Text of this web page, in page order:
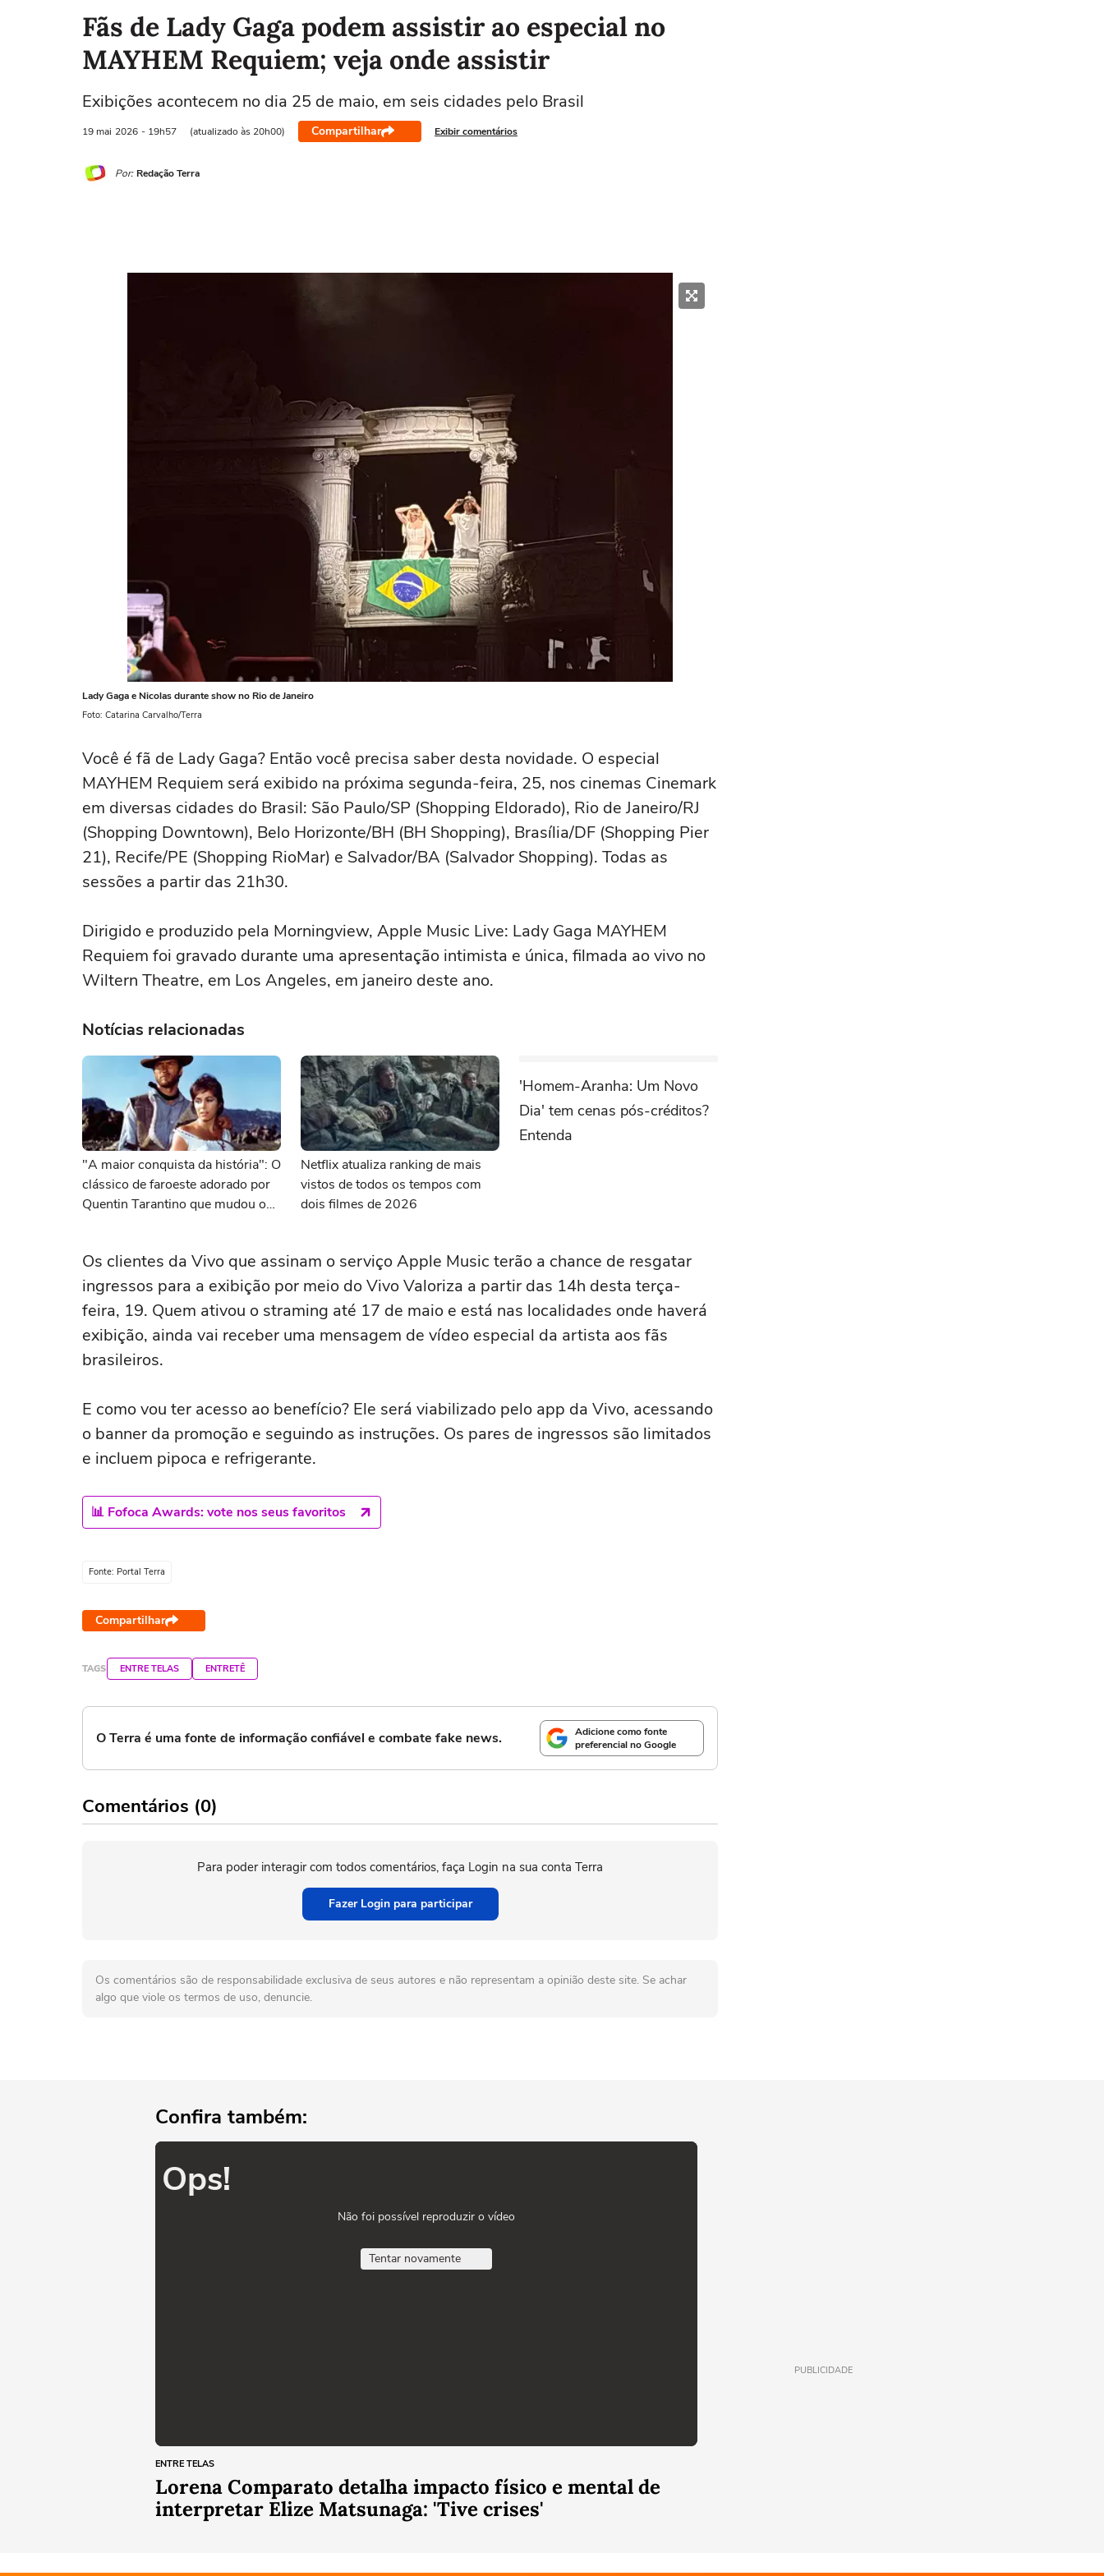
Fãs de Lady Gaga podem assistir ao especial no
MAYHEM Requiem; veja onde assistir
Exibições acontecem no dia 25 de maio, em seis cidades pelo Brasil
19 mai 2026 - 19h57 (atualizado às 20h00) Compartilhar Exibir comentários
Por: Redação Terra
Lady Gaga e Nicolas durante show no Rio de Janeiro
Foto: Catarina Carvalho/Terra
Você é fã de Lady Gaga? Então você precisa saber desta novidade. O especial
MAYHEM Requiem será exibido na próxima segunda-feira, 25, nos cinemas Cinemark
em diversas cidades do Brasil: São Paulo/SP (Shopping Eldorado), Rio de Janeiro/RJ
(Shopping Downtown), Belo Horizonte/BH (BH Shopping), Brasília/DF (Shopping Pier
21), Recife/PE (Shopping RioMar) e Salvador/BA (Salvador Shopping). Todas as
sessões a partir das 21h30.
Dirigido e produzido pela Morningview, Apple Music Live: Lady Gaga MAYHEM
Requiem foi gravado durante uma apresentação intimista e única, filmada ao vivo no
Wiltern Theatre, em Los Angeles, em janeiro deste ano.
Notícias relacionadas
"A maior conquista da história": O
clássico de faroeste adorado por
Quentin Tarantino que mudou o
Netflix atualiza ranking de mais
vistos de todos os tempos com
dois filmes de 2026
'Homem-Aranha: Um Novo
Dia' tem cenas pós-créditos?
Entenda
Os clientes da Vivo que assinam o serviço Apple Music terão a chance de resgatar
ingressos para a exibição por meio do Vivo Valoriza a partir das 14h desta terça-
feira, 19. Quem ativou o straming até 17 de maio e está nas localidades onde haverá
exibição, ainda vai receber uma mensagem de vídeo especial da artista aos fãs
brasileiros.
E como vou ter acesso ao benefício? Ele será viabilizado pelo app da Vivo, acessando
o banner da promoção e seguindo as instruções. Os pares de ingressos são limitados
e incluem pipoca e refrigerante.
📊 Fofoca Awards: vote nos seus favoritos
Fonte: Portal Terra
Compartilhar
TAGS ENTRE TELAS ENTRETÊ
O Terra é uma fonte de informação confiável e combate fake news.
Adicione como fonte
preferencial no Google
Comentários (0)
Para poder interagir com todos comentários, faça Login na sua conta Terra
Fazer Login para participar
Os comentários são de responsabilidade exclusiva de seus autores e não representam a opinião deste site. Se achar
algo que viole os termos de uso, denuncie.
Confira também:
Ops!
Não foi possível reproduzir o vídeo
Tentar novamente
ENTRE TELAS
Lorena Comparato detalha impacto físico e mental de
interpretar Elize Matsunaga: 'Tive crises'
PUBLICIDADE